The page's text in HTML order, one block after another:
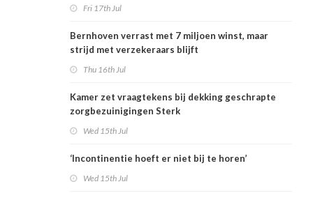
Fri 17th Jul
Bernhoven verrast met 7 miljoen winst, maar
strijd met verzekeraars blijft
Thu 16th Jul
Kamer zet vraagtekens bij dekking geschrapte
zorgbezuinigingen Sterk
Wed 15th Jul
‘Incontinentie hoeft er niet bij te horen’
Wed 15th Jul